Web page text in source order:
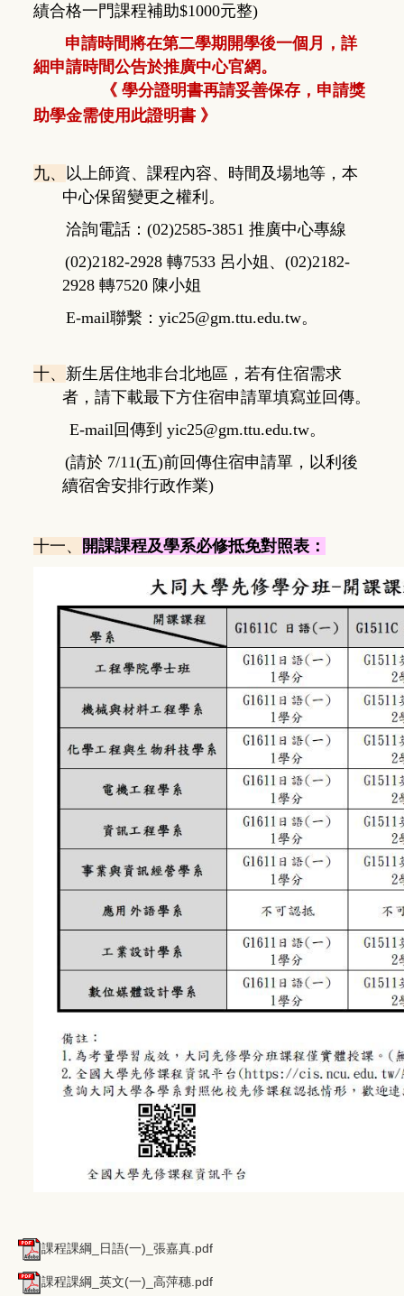
績合格一門課程補助$1000元整)
申請時間將在第二學期開學後一個月，詳
細申請時間公告於推廣中心官網。
《 學分證明書再請妥善保存，申請獎
助學金需使用此證明書 》
九、
以上師資、課程內容、時間及場地等，本
中心保留變更之權利。
洽詢電話：(02)2585-3851 推廣中心專線
(02)2182-2928 轉7533 呂小姐、(02)2182-
2928 轉7520 陳小姐
E-mail聯繫：yic25@gm.ttu.edu.tw。
十、 新生居住地非台北地區，若有住宿需求
者，請下載最下方住宿申請單填寫並回傳。
E-mail回傳到 yic25@gm.ttu.edu.tw。
(請於 7/11(五)前回傳住宿申請單 ， 以利後
續宿舍安排行政作業)
十一、 開課課程及學系必修抵免對照表：
課程課綱_日語(一)_張嘉真.pdf
課程課綱_英文(一)_高萍穗.pdf